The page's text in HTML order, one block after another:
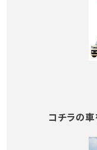
コチラの車